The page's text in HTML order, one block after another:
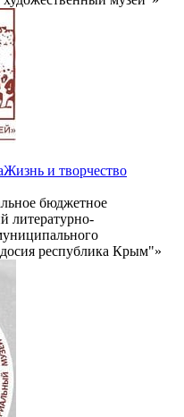
Жизнь и творчество
бюджетное
литературно-
республика Крым"»